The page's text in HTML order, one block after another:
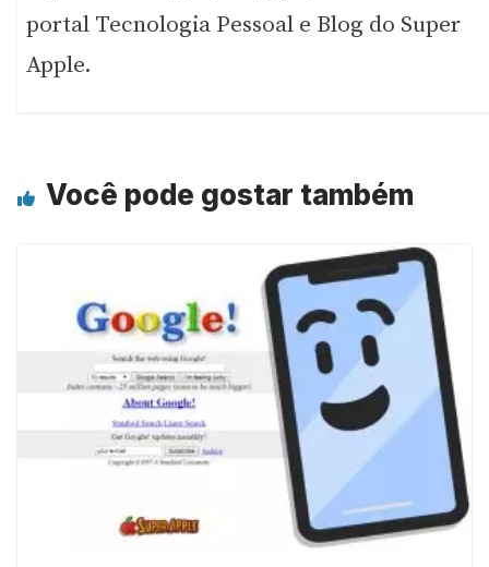
portal Tecnologia Pessoal e Blog do Super
Apple.
Você pode gostar também